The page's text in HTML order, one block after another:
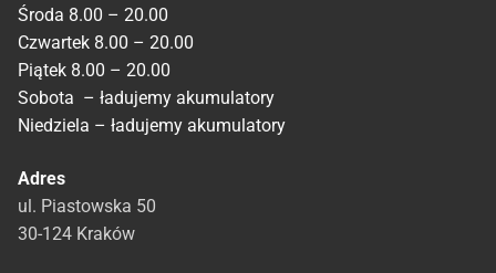
Środa 8.00 – 20.00
Czwartek 8.00 – 20.00
Piątek 8.00 – 20.00
Sobota – ładujemy akumulatory
Niedziela – ładujemy akumulatory
Adres
ul. Piastowska 50
30-124 Kraków